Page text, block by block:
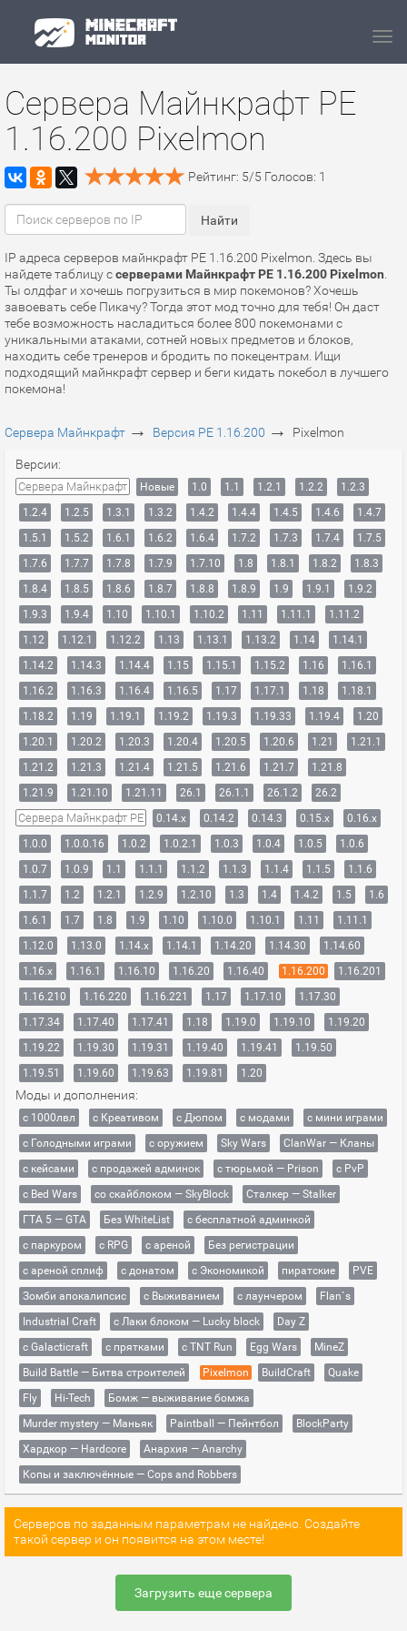
Сервера Майнкрафт PE
1.16.200 Pixelmon
Рейтинг: 5/5 Голосов: 1
IP адреса серверов майнкрафт PE 1.16.200 Pixelmon. Здесь вы
найдете таблицу ссерверами Майнкрафт PE 1.16.200 Pixelmon
Ты олдфаг и хочешь погрузиться в мир покемонов? Хочешь
завоевать себе Пикачу? Тогда этот мод точно для тебя! Он даст
тебе возможность насладиться более 800 покемонами с
уникальными атаками, сотней новых предметов и блоков,
находить себе тренеров и бродить по покецентрам. Ищи
подходящий майнкрафт сервер и беги кидать покебол в лучшего
покемона!
Сервера Майнкрафт → Версия PE 1.16.200 → Pixelmon
Версии:
Сервера Майнкрафт Новые 1.0 1.1 1.2.1 1.2.2
1.2.3
1.2.4
1.2.5 1.3.1 1.3.2 1.4.2 1.4.4 1.4.5 1.4.6
1.4.7
1.5.1
1.5.2 1.6.1 1.6.2 1.6.4 1.7.2 1.7.3 1.7.4
1.7.5
1.7.6
1.7.7 1.7.8 1.7.9 1.7.10 1.8 1.8.1 1.8.2
1.8.3
1.8.4
1.8.5 1.8.6 1.8.7 1.8.8 1.8.9 1.9 1.9.1
1.9.2
1.9.3
1.9.4 1.10 1.10.1 1.10.2 1.11 1.11.1
1.11.2
1.12
1.12.1 1.12.2 1.13 1.13.1 1.13.2 1.14
1.14.1
1.14.2
1.14.3 1.14.4 1.15 1.15.1 1.15.2 1.16
1.16.1
1.16.2
1.16.3 1.16.4 1.16.5 1.17 1.17.1 1.18
1.18.1
1.18.2
1.19 1.19.1 1.19.2 1.19.3 1.19.33 1.19.4
1.20
1.20.1
1.20.2 1.20.3 1.20.4 1.20.5 1.20.6 1.21
1.21.1
1.21.2
1.21.3 1.21.4 1.21.5 1.21.6 1.21.7
1.21.8
1.21.9
1.21.10 1.21.11 26.1 26.1.1 26.1.2 26.2
Сервера Майнкрафт PE 0.14.x 0.14.2 0.14.3 0.15.x
0.16.x
1.0.0
1.0.0.16 1.0.2 1.0.2.1 1.0.3 1.0.4 1.0.5
1.0.6
1.0.7
1.0.9 1.1 1.1.1 1.1.2 1.1.3 1.1.4 1.1.5
1.1.6
1.1.7
1.2 1.2.1 1.2.9 1.2.10 1.3 1.4 1.4.2 1.5
1.6
1.6.1
1.7 1.8 1.9 1.10 1.10.0 1.10.1 1.11
1.11.1
1.12.0
1.13.0 1.14.x 1.14.1 1.14.20 1.14.30
1.14.60
1.16.x
1.16.1 1.16.10 1.16.20 1.16.40 1.16.200
1.16.201
1.16.210
1.16.220 1.16.221 1.17 1.17.10
1.17.30
1.17.34
1.17.40 1.17.41 1.18 1.19.0 1.19.10
1.19.20
1.19.22
1.19.30 1.19.31 1.19.40 1.19.41
1.19.50
1.19.51
1.19.60 1.19.63 1.19.81 1.20
Моды и дополнения:
с 1000лвл c Креативом с Дюпом с модами
с мини играми
с Голодными играми
с оружием Sky Wars
ClanWar — Кланы
с кейсами
с продажей админок с тюрьмой — Prison
с PvP
с Bed Wars
со скайблоком — SkyBlock
Сталкер — Stalker
ГТА 5 — GTA
Без WhiteList
с бесплатной админкой
с паркуром
с RPG с ареной
Без регистрации
с ареной сплиф
с донатом с Экономикой пиратские
PVE
Зомби апокалипсис
с Выживанием с лаунчером
Flan`s
Industrial Craft
с Лаки блоком — Lucky block
Day Z
с Galacticraft
с прятками с TNT Run Egg Wars
MineZ
Build Battle — Битва строителей
Pixelmon BuildCraft
Quake
Fly
Hi-Tech
Бомж — выживание бомжа
Murder mystery — Маньяк
Paintball — Пейнтбол
BlockParty
Хардкор — Hardcore
Анархия — Anarchy
Копы и заключённые — Cops and Robbers
Серверов по заданным параметрам не найдено. Создайте
такой сервер и он появится на этом месте!
Загрузить еще сервера